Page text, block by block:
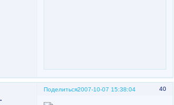
Поделиться 40
2007-10-07 15:38:04